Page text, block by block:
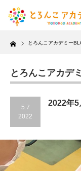
Home とろんこアカデミー
とろんこアカデ
5.7
2022
2022年